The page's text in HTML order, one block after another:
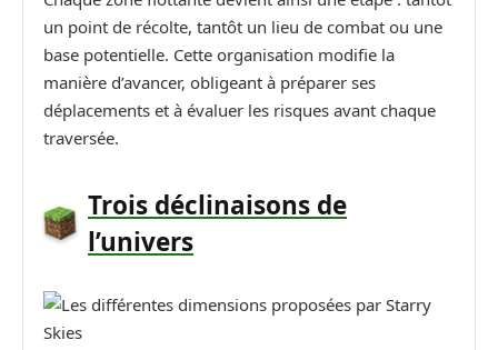
un point de récolte, tantôt un lieu de combat ou une
base potentielle. Cette organisation modifie la
manière d’avancer, obligeant à préparer ses
déplacements et à évaluer les risques avant chaque
traversée.
Trois déclinaisons de
l’univers